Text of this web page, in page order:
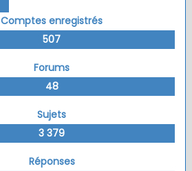
Comptes enregistrés
507
Forums
48
Sujets
3 379
Réponses